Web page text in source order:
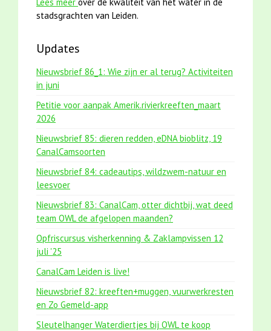
stadsgrachten van Leiden.
Updates
Nieuwsbrief 86_1: Wie zijn er al terug? Activiteiten
in juni
Petitie voor aanpak Amerik.rivierkreeften_maart
2026
Nieuwsbrief 85: dieren redden, eDNA bioblitz, 19
CanalCamsoorten
Nieuwsbrief 84: cadeautips, wildzwem-natuur en
leesvoer
Nieuwsbrief 83: CanalCam, otter dichtbij, wat deed
team OWL de afgelopen maanden?
Opfriscursus visherkenning & Zaklampvissen 12
juli '25
CanalCam Leiden is live!
Nieuwsbrief 82: kreeften+muggen, vuurwerkresten
en Zo Gemeld-app
Sleutelhanger Waterdiertjes bij OWL te koop